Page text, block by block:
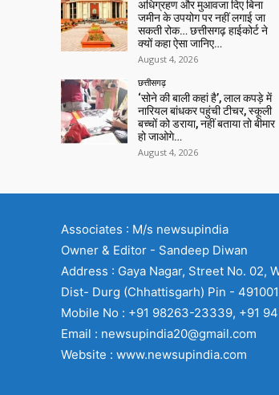
अधिग्रहण और मुआवजा दिए बिना
जमीन के उपयोग पर नहीं लगाई जा
सकती रोक… छत्तीसगढ़ हाईकोर्ट ने
क्यों कहा ऐसा जानिए…
August 4, 2026
छत्तीसगढ़
‘सोने की बाली कहां है’, लाल कपड़े में
नारियल बांधकर पहुंची टीचर, स्कूली
बच्चों को डराया, नहीं बताया तो बीमार
हो जाओगे…
August 4, 2026
Associates : M/s newsupindia
Owner & Editor - Sandeep Diwan
Address : Gaya Nagar, Street No. 02,
Dist- Durg (Chhattisgarh) Pin -
Mobile No : +91 98263-23339, +91
Email : newsupindia20@gmail.com
Website : www.newsupindia.com